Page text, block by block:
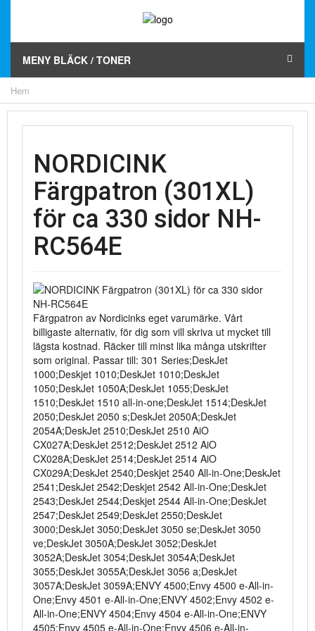
MENY BLÄCK / TONER
Hem
NORDICINK
Färgpatron (301XL)
för ca 330 sidor NH-
RC564E
Färgpatron av Nordicinks eget varumärke. Vårt
billigaste alternativ, för dig som vill skriva ut mycket till
lägsta kostnad. Räcker till minst lika många utskrifter
som original. Passar till: 301 Series;DeskJet
1000;Deskjet 1010;DeskJet 1010;DeskJet
1050;DeskJet 1050A;DeskJet 1055;DeskJet
1510;DeskJet 1510 all-in-one;DeskJet 1514;DeskJet
2050;DeskJet 2050 s;DeskJet 2050A;DeskJet
2054A;DeskJet 2510;DeskJet 2510 AiO
CX027A;DeskJet 2512;DeskJet 2512 AiO
CX028A;DeskJet 2514;DeskJet 2514 AiO
CX029A;DeskJet 2540;Deskjet 2540 All-in-One;DeskJet
2541;DeskJet 2542;Deskjet 2542 All-in-One;DeskJet
2543;DeskJet 2544;Deskjet 2544 All-in-One;DeskJet
2547;DeskJet 2549;DeskJet 2550;DeskJet
3000;DeskJet 3050;DeskJet 3050 se;DeskJet 3050
ve;DeskJet 3050A;DeskJet 3052;DeskJet
3052A;DeskJet 3054;DeskJet 3054A;DeskJet
3055;DeskJet 3055A;DeskJet 3056 a;DeskJet
3057A;DeskJet 3059A;ENVY 4500;Envy 4500 e-All-in-
One;Envy 4501 e-All-in-One;ENVY 4502;Envy 4502 e-
All-in-One;ENVY 4504;Envy 4504 e-All-in-One;ENVY
4505;Envy 4505 e-All-in-One;Envy 4506 e-All-in-